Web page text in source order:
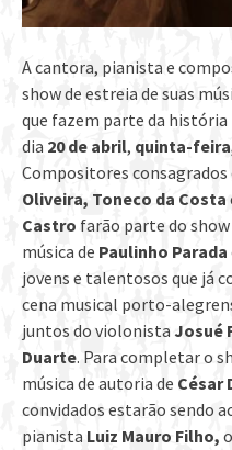
A cantora, pianista e
show de estreia de suas
que fazem parte da história
dia 20 de abril, quinta-
Compositores consagrados
Oliveira, Toneco da Costa
Castro farão parte do
música de Paulinho Parada
jovens e talentosos que já
cena musical porto-
juntos do violonista Josué
Duarte. Para completar o
música de autoria de César
convidados estarão sendo
pianista Luiz Mauro Filho, o